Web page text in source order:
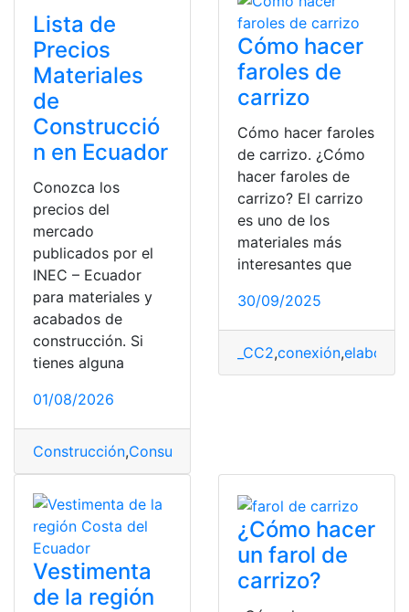
Lista de
Precios
Materiales
de
Construcció
n en Ecuador
Conozca los
precios del
mercado
publicados por el
INEC – Ecuador
para materiales y
acabados de
construcción. Si
tienes alguna
01/08/2026
Construcción,Consultas
Cómo hacer
faroles de
carrizo
Cómo hacer faroles
de carrizo. ¿Cómo
hacer faroles de
carrizo? El carrizo
es uno de los
materiales más
interesantes que
30/09/2025
_CC2,conexión,
Vestimenta
de la región
¿Cómo hacer
un farol de
carrizo?